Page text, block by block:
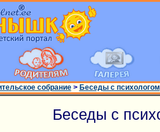
собрание> Беседы с психологом
Беседы с